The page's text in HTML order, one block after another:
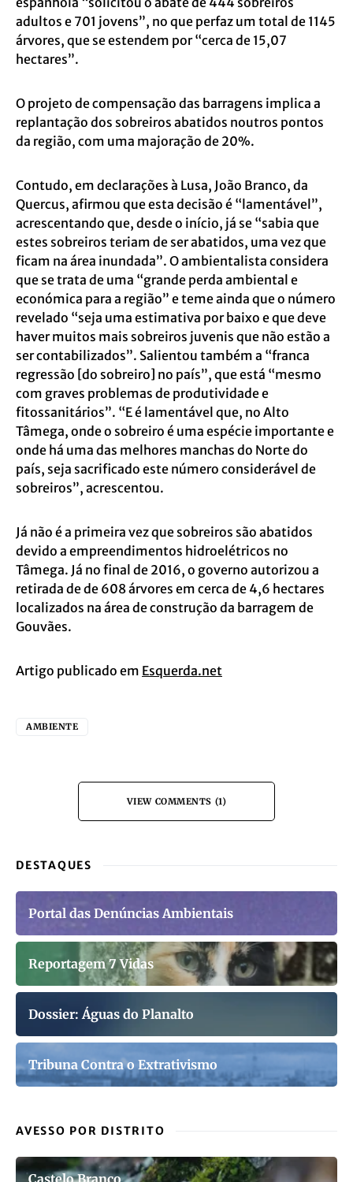
adultos e 701 jovens”, no que perfaz um total de 1145
árvores, que se estendem por “cerca de 15,07
hectares”.
O projeto de compensação das barragens implica a
replantação dos sobreiros abatidos noutros pontos
da região, com uma majoração de 20%.
Contudo, em declarações à Lusa, João Branco, da
Quercus, afirmou que esta decisão é “lamentável”,
acrescentando que, desde o início, já se “sabia que
estes sobreiros teriam de ser abatidos, uma vez que
ficam na área inundada”. O ambientalista considera
que se trata de uma “grande perda ambiental e
económica para a região” e teme ainda que o número
revelado “seja uma estimativa por baixo e que deve
haver muitos mais sobreiros juvenis que não estão a
ser contabilizados”. Salientou também a “franca
regressão [do sobreiro] no país”, que está “mesmo
com graves problemas de produtividade e
fitossanitários”. “E é lamentável que, no Alto
Tâmega, onde o sobreiro é uma espécie importante e
onde há uma das melhores manchas do Norte do
país, seja sacrificado este número considerável de
sobreiros”, acrescentou.
Já não é a primeira vez que sobreiros são abatidos
devido a empreendimentos hidroelétricos no
Tâmega. Já no final de 2016, o governo autorizou a
retirada de de 608 árvores em cerca de 4,6 hectares
localizados na área de construção da barragem de
Gouvães.
Artigo publicado em Esquerda.net
AMBIENTE
VIEW COMMENTS (1)
DESTAQUES
Portal das Denúncias Ambientais
Reportagem 7 Vidas
Dossier: Águas do Planalto
Tribuna Contra o Extrativismo
AVESSO POR DISTRITO
Castelo Branco